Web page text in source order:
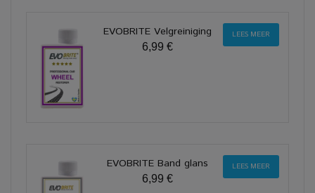
EVOBRITE Velgreiniging
6,99 €
LEES MEER
EVOBRITE Band glans
6,99 €
LEES MEER